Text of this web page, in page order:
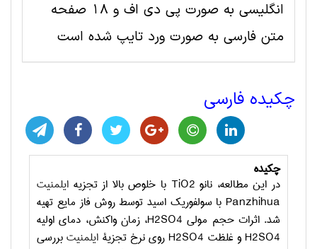
انگلیسی به صورت پی دی اف و 18 صفحه
متن فارسی به صورت ورد تایپ شده است
چکیده فارسی
چکیده
در این مطالعه، نانو TiO2 با خلوص بالا از تجزیه ایلمنیت
Panzhihua با سولفوریک اسید توسط روش فاز مایع تهیه
شد. اثرات حجم مولی H2SO4، زمان واکنش، دمای اولیه
H2SO4و غلظت H2SO4 روی نرخ تجزیة ایلمنیتبررسی